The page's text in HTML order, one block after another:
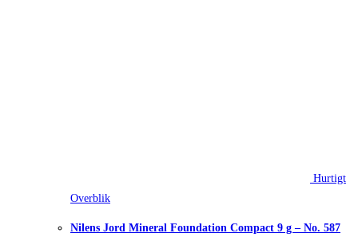
Hurtigt
Overblik
Nilens Jord Mineral Foundation Compact 9 g – No. 587